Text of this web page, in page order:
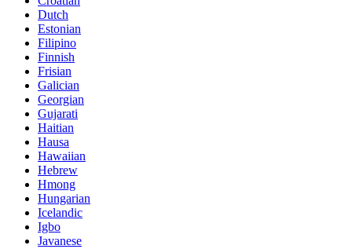
Dutch
Estonian
Filipino
Finnish
Frisian
Galician
Georgian
Gujarati
Haitian
Hausa
Hawaiian
Hebrew
Hmong
Hungarian
Icelandic
Igbo
Javanese